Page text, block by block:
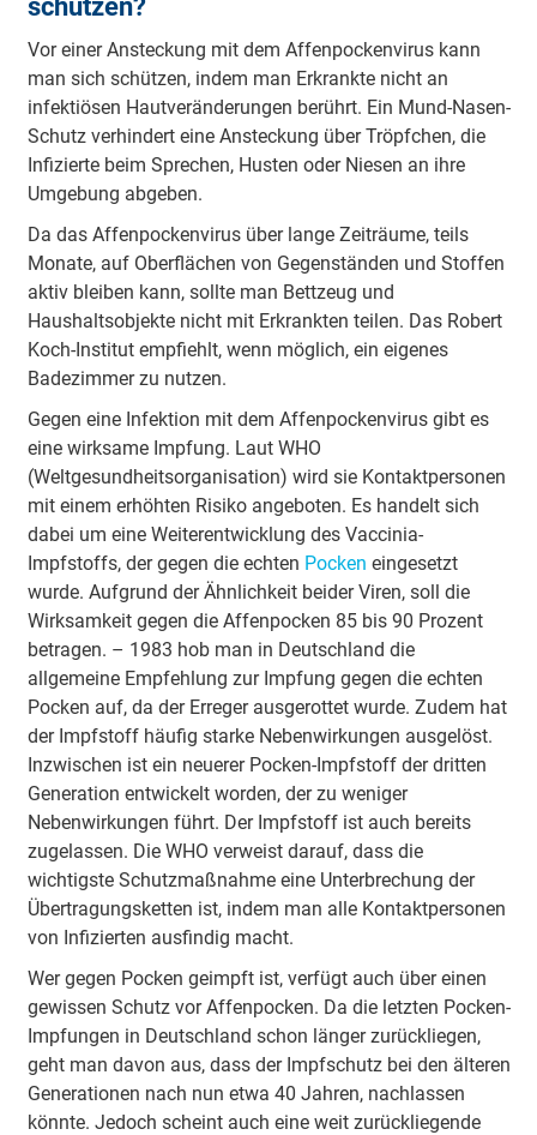
schützen?
Vor einer Ansteckung mit dem Affenpockenvirus kann
man sich schützen, indem man Erkrankte nicht an
infektiösen Hautveränderungen berührt. Ein Mund-Nasen-
Schutz verhindert eine Ansteckung über Tröpfchen, die
Infizierte beim Sprechen, Husten oder Niesen an ihre
Umgebung abgeben.
Da das Affenpockenvirus über lange Zeiträume, teils
Monate, auf Oberflächen von Gegenständen und Stoffen
aktiv bleiben kann, sollte man Bettzeug und
Haushaltsobjekte nicht mit Erkrankten teilen. Das Robert
Koch-Institut empfiehlt, wenn möglich, ein eigenes
Badezimmer zu nutzen.
Gegen eine Infektion mit dem Affenpockenvirus gibt es
eine wirksame Impfung. Laut WHO
(Weltgesundheitsorganisation) wird sie Kontaktpersonen
mit einem erhöhten Risiko angeboten. Es handelt sich
dabei um eine Weiterentwicklung des Vaccinia-
Impfstoffs, der gegen die echten Pocken eingesetzt
wurde. Aufgrund der Ähnlichkeit beider Viren, soll die
Wirksamkeit gegen die Affenpocken 85 bis 90 Prozent
betragen. – 1983 hob man in Deutschland die
allgemeine Empfehlung zur Impfung gegen die echten
Pocken auf, da der Erreger ausgerottet wurde. Zudem hat
der Impfstoff häufig starke Nebenwirkungen ausgelöst.
Inzwischen ist ein neuerer Pocken-Impfstoff der dritten
Generation entwickelt worden, der zu weniger
Nebenwirkungen führt. Der Impfstoff ist auch bereits
zugelassen. Die WHO verweist darauf, dass die
wichtigste Schutzmaßnahme eine Unterbrechung der
Übertragungsketten ist, indem man alle Kontaktpersonen
von Infizierten ausfindig macht.
Wer gegen Pocken geimpft ist, verfügt auch über einen
gewissen Schutz vor Affenpocken. Da die letzten Pocken-
Impfungen in Deutschland schon länger zurückliegen,
geht man davon aus, dass der Impfschutz bei den älteren
Generationen nach nun etwa 40 Jahren, nachlassen
könnte. Jedoch scheint auch eine weit zurückliegende